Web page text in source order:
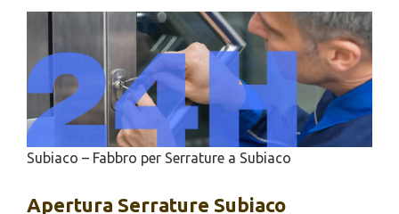
Subiaco – Fabbro per Serrature a Subiaco
Apertura Serrature Subiaco